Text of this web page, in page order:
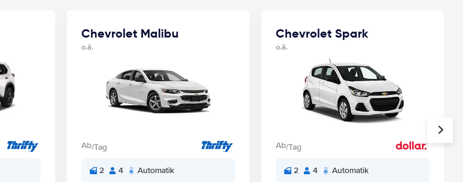
Chevrolet Malibu
o.ä.
Ab/Tag
2 4 Automatik
Chevrolet Spark
o.ä.
Ab/Tag
2 4 Automatik